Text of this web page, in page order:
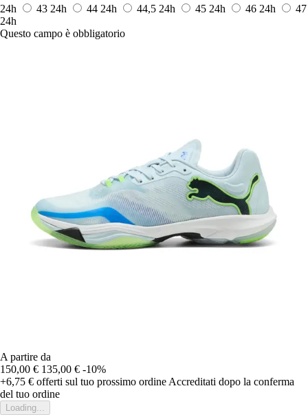
24h
43 24h 44 24h 44,5 24h 45 24h 46 24h
47
24h
Questo campo è obbligatorio
A partire da
150,00 € 135,00 € -10%
+6,75 € offerti sul tuo prossimo ordine Accreditati dopo la conferma
del tuo ordine
Loading...